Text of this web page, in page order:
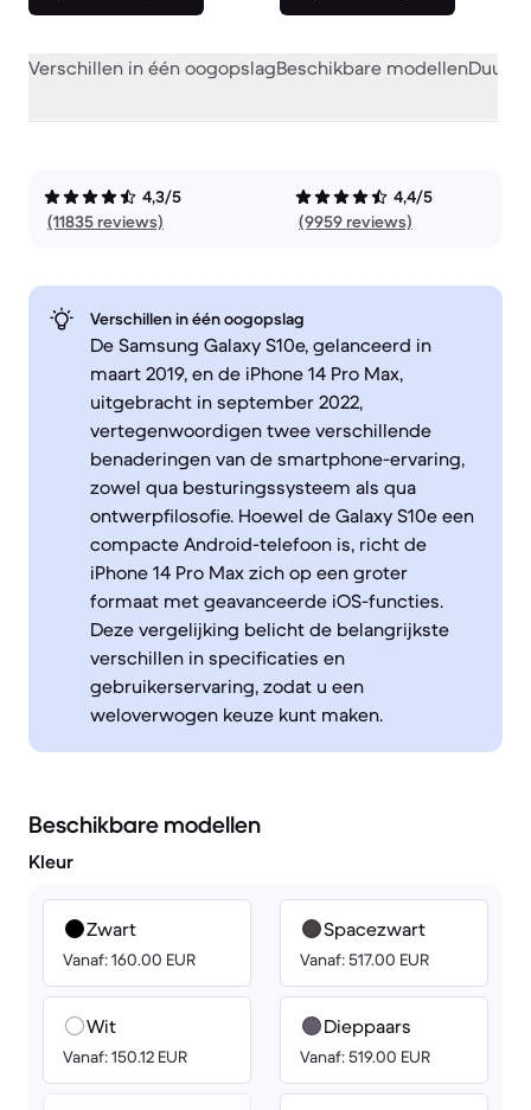
Verschillen in één oogopslagBeschikbare modellen
4,3/5
(11835 reviews)
4,4/5
(9959 reviews)
Verschillen in één oogopslag
De Samsung Galaxy S10e, gelanceerd in
maart 2019, en de iPhone 14 Pro Max,
uitgebracht in september 2022,
vertegenwoordigen twee verschillende
benaderingen van de smartphone-ervaring,
zowel qua besturingssysteem als qua
ontwerpfilosofie. Hoewel de Galaxy S10e een
compacte Android-telefoon is, richt de
iPhone 14 Pro Max zich op een groter
formaat met geavanceerde iOS-functies.
Deze vergelijking belicht de belangrijkste
verschillen in specificaties en
gebruikerservaring, zodat u een
weloverwogen keuze kunt maken.
Beschikbare modellen
Kleur
Zwart
Vanaf: 160.00 EUR
Wit
Vanaf: 150.12 EUR
Spacezwart
Vanaf: 517.00 EUR
Dieppaars
Vanaf: 519.00 EUR